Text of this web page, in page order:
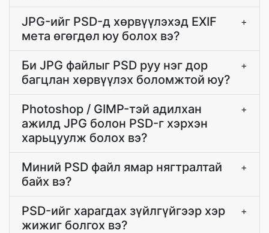
JPG-ийг PSD-д хөрвүүлэхэд EXIF
мета өгөгдөл юу болох вэ?
+
Би JPG файлыг PSD руу нэг дор
багцлан хөрвүүлэх боломжтой юу?
+
Photoshop / GIMP-тэй адилхан
ажилд JPG болон PSD-г хэрхэн
харьцуулж болох вэ?
+
Миний PSD файл ямар нягтралтай
байх вэ?
+
PSD-ийг харагдах зүйлгүйгээр хэр
жижиг болгох вэ?
+